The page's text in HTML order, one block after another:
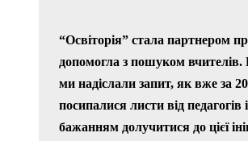
“Освіторія” стала партнером
допомогла з пошуком
ми надіслали запит, як вже за
посипалися листи від педагогів
бажанням долучитися до цієї